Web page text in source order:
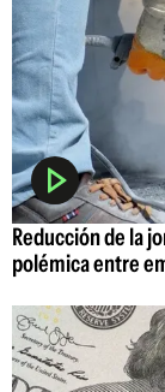
Reducción de la
polémica entre